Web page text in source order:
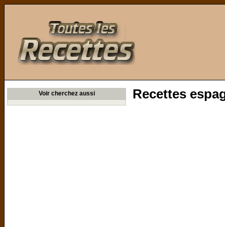
Voir cherchez aussi Recettes